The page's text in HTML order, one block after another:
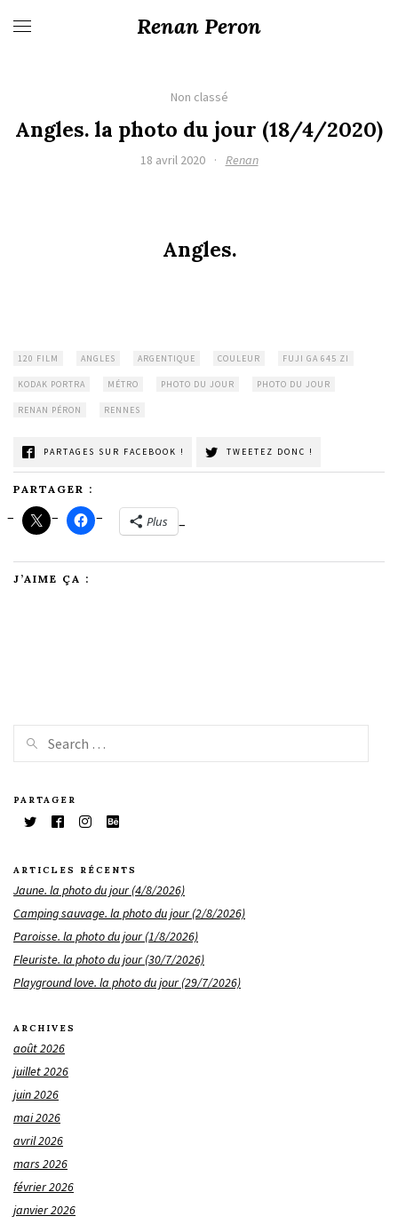
Renan Peron
Non classé
Angles. la photo du jour (18/4/2020)
18 avril 2020 · Renan
Angles.
120 FILM ANGLES ARGENTIQUE COULEUR FUJI GA 645 ZI
KODAK PORTRA MÉTRO PHOTO DU JOUR PHOTO DU JOUR
RENAN PÉRON RENNES
PARTAGES SUR FACEBOOK ! TWEETEZ DONC !
PARTAGER :
Plus
J’AIME ÇA :
PARTAGER
ARTICLES RÉCENTS
Jaune. la photo du jour (4/8/2026)
Camping sauvage. la photo du jour (2/8/2026)
Paroisse. la photo du jour (1/8/2026)
Fleuriste. la photo du jour (30/7/2026)
Playground love. la photo du jour (29/7/2026)
ARCHIVES
août 2026
juillet 2026
juin 2026
mai 2026
avril 2026
mars 2026
février 2026
janvier 2026